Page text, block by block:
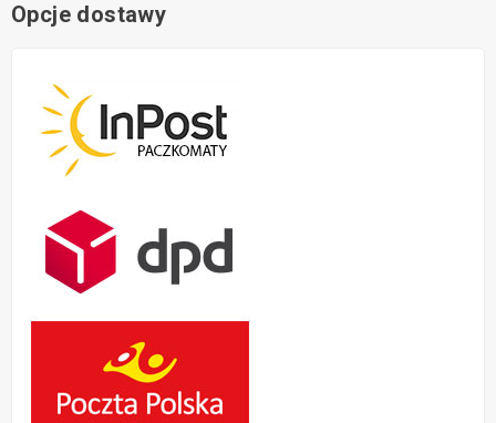
Opcje dostawy